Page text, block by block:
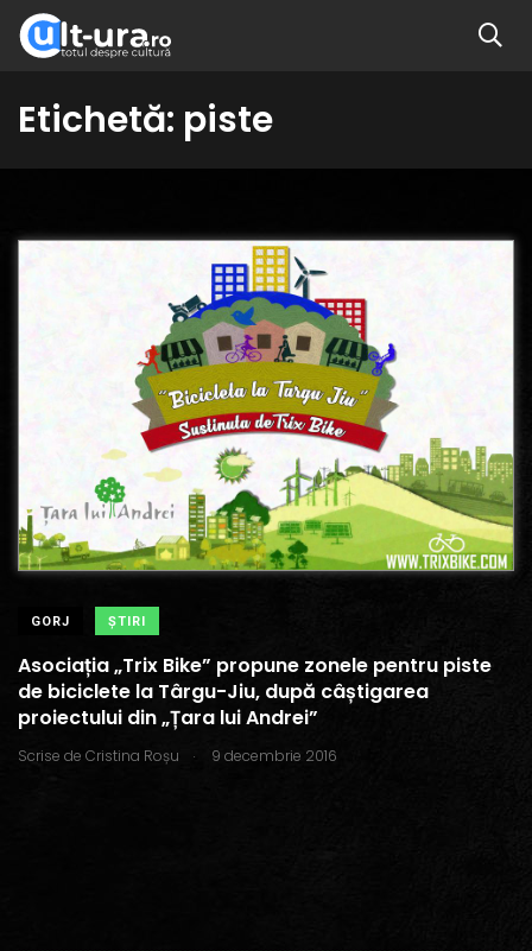
Etichetă: piste
GORJ ŞTIRI
Asociația „Trix Bike” propune zonele pentru piste
de biciclete la Târgu-Jiu, după câștigarea
proiectului din „Țara lui Andrei”
Scrise de Cristina Roșu . 9 decembrie 2016